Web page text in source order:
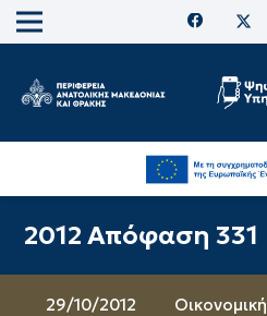
2012 Απόφαση 331
29/10/2012
Oικονομική